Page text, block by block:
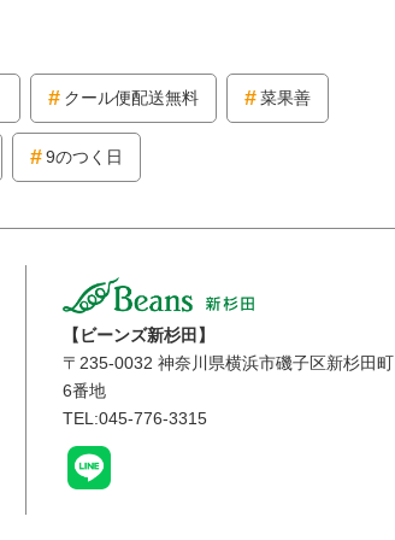
クール便配送無料 菜果善
9のつく日
【ビーンズ新杉田】
〒 235-0032 神奈川県横浜市磯子区新杉田町
6番地
TEL:045-776-3315